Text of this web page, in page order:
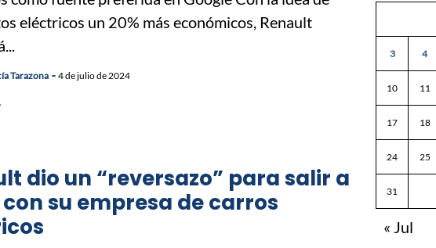
eléctricos un 20% más económicos, Renault
Tarazona 4 de julio de 2024
dio un “reversazo” para salir a
su empresa de carros
3 4
10 11
17 18
24 25
31
« Jul